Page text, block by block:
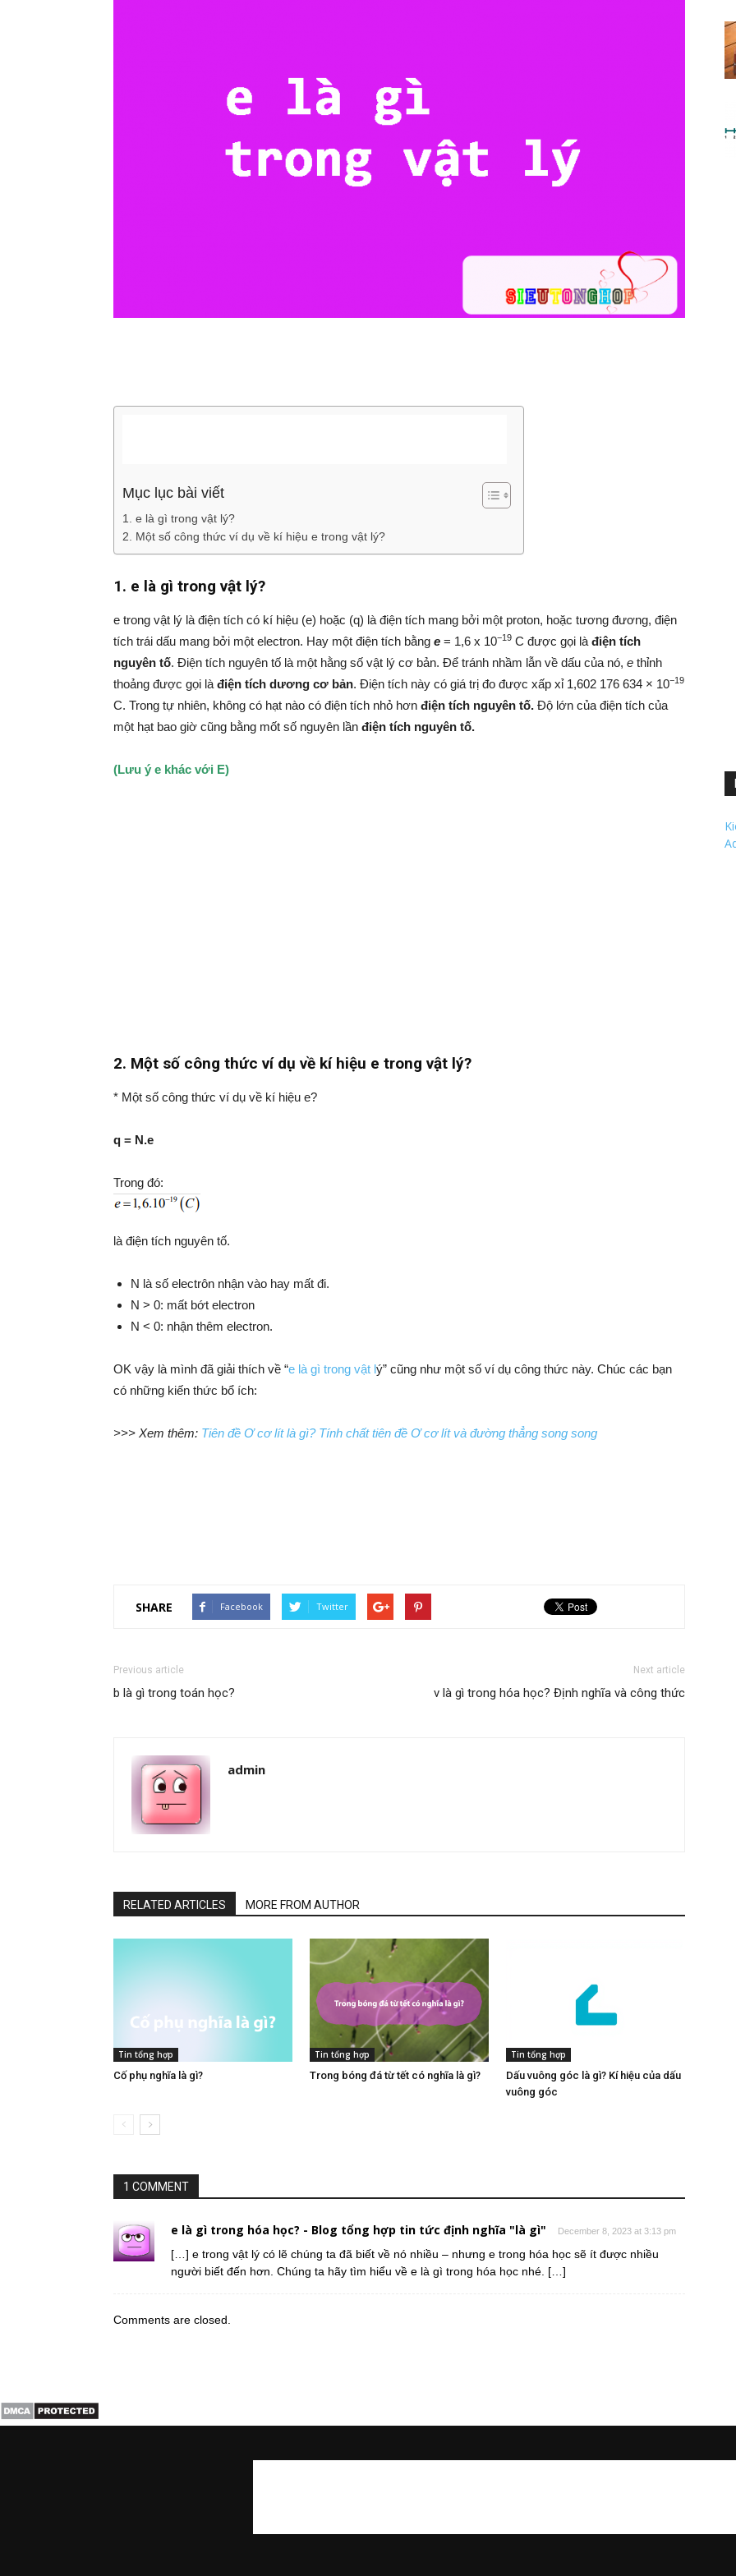
Mục lục bài viết
1. e là gì trong vật lý?
2. Một số công thức ví dụ về kí hiệu e trong vật lý?
1. e là gì trong vật lý?
e trong vật lý là điện tích có kí hiệu (e) hoặc (q) là điện tích mang bởi một proton, hoặc tương đương, điện
tích trái dấu mang bởi một electron. Hay một điện tích bằng e = 1,6 x 10−19 C được gọi là điện tích
nguyên tố. Điện tích nguyên tố là một hằng số vật lý cơ bản. Để tránh nhầm lẫn về dấu của nó, e thỉnh
thoảng được gọi là điện tích dương cơ bản. Điện tích này có giá trị đo được xấp xỉ 1,602 176 634 × 10−19
C. Trong tự nhiên, không có hạt nào có điện tích nhỏ hơn điện tích nguyên tố. Độ lớn của điện tích của
một hạt bao giờ cũng bằng mốt số nguyên lần điện tích nguyên tố.
(Lưu ý e khác với E)
2. Một số công thức ví dụ về kí hiệu e trong vật lý?
* Một số công thức ví dụ về kí hiệu e?
q = N.e
Trong đó:
là điện tích nguyên tố.
N là số electrôn nhận vào hay mất đi.
N > 0: mất bớt electron
N < 0: nhận thêm electron.
OK vậy là mình đã giải thích về “e là gì trong vật lý” cũng như một số ví dụ công thức này. Chúc các bạn
có những kiến thức bổ ích:
>>> Xem thêm: Tiên đề Ơ cơ lít là gì? Tính chất tiên đề Ơ cơ lít và đường thẳng song song
SHARE Facebook Twitter
Previous article
b là gì trong toán học?
Next article
v là gì trong hóa học? Định nghĩa và công thức
admin
RELATED ARTICLES MORE FROM AUTHOR
Tin tổng hợp
Cố phụ nghĩa là gì​?
Tin tổng hợp
Trong bóng đá từ tết có nghĩa là gì​?
Tin tổng hợp
Dấu vuông góc​ là gì? Kí hiệu của dấu
vuông góc
1 COMMENT
e là gì trong hóa học? - Blog tổng hợp tin tức định nghĩa "là gì" December 8, 2023 at 3:13 pm
[…] e trong vật lý có lẽ chúng ta đã biết về nó nhiều – nhưng e trong hóa học sẽ ít được nhiều
người biết đến hơn. Chúng ta hãy tìm hiểu về e là gì trong hóa học nhé. […]
Comments are closed.